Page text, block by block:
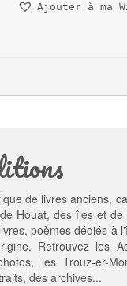
i
é
t :
0,
0
0 €.
t
s
Ajouter à ma
de livres anciens,
Houat, des îles et de
poèmes dédiés à
Retrouvez les
, lesTrouz-er-
des archives...